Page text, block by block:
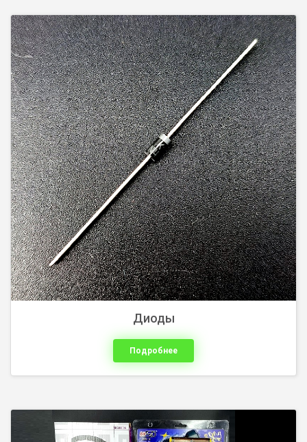
Диоды
Подробнее
Инструмент для электромонтажа, обжимной
инструмент, бокорезы, кусачки. Оптические приборы:
лупы, увеличительные очки. Насадки для мини дрели,
сверла, боры. Паяльники, ...